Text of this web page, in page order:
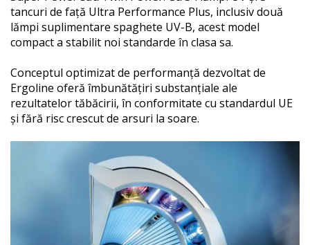
tancuri de față Ultra Performance Plus, inclusiv două
lămpi suplimentare spaghete UV-B, acest model
compact a stabilit noi standarde în clasa sa.
Conceptul optimizat de performanță dezvoltat de
Ergoline oferă îmbunătățiri substanțiale ale
rezultatelor tăbăcirii, în conformitate cu standardul UE
și fără risc crescut de arsuri la soare.